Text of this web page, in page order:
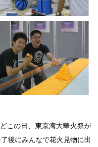
この日、東京湾大華火祭が
後にみんなで花火見物に出